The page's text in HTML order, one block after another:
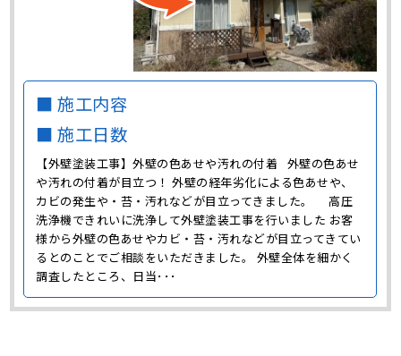
■ 施工内容
■ 施工日数
【外壁塗装工事】外壁の色あせや汚れの付着 外壁の色あせ
や汚れの付着が目立つ！ 外壁の経年劣化による色あせや、
カビの発生や・苔・汚れなどが目立ってきました。 高圧
洗浄機できれいに洗浄して外壁塗装工事を行いました お客
様から外壁の色あせやカビ・苔・汚れなどが目立ってきてい
るとのことでご相談をいただきました。 外壁全体を細かく
調査したところ、日当･･･